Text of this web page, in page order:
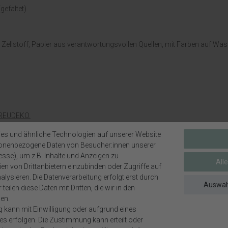
Papier aus verantwortungsvollen Quellen, mit Farben auf
2-3 mm) in weiß
STICKER.
senden eine Mail.
den Namen von Ihnen erhalten, versenden wir die Tafel mit dem
und ähnliche Technologien auf unserer Website
Daten von Besucher:innen unserer
um z.B. Inhalte und Anzeigen zu
von Drittanbietern einzubinden oder Zugriffe auf
Die Datenverarbeitung erfolgt erst durch
diese Daten mit Dritten, die wir in den
kann mit Einwilligung oder aufgrund eines
erfolgen. Die Zustimmung kann erteilt oder